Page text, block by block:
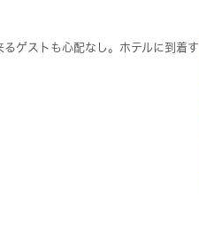
ゲストも心配なし。ホテルに到着す